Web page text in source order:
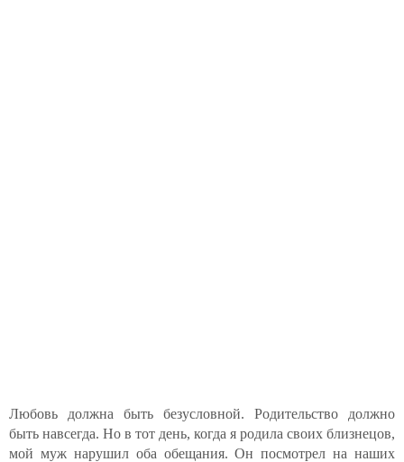
Любовь должна быть безусловной. Родительство должно
быть навсегда. Но в тот день, когда я родила своих близнецов,
мой муж нарушил оба обещания. Он посмотрел на наших